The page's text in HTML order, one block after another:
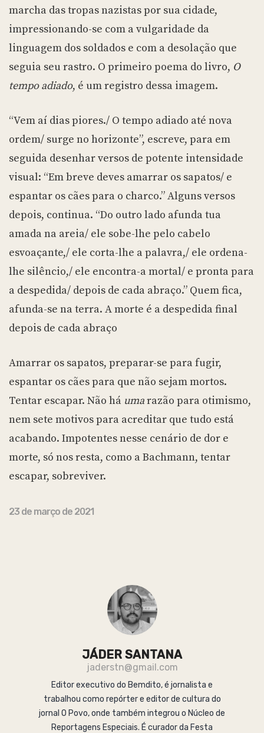
marcha das tropas nazistas por sua cidade,
impressionando-se com a vulgaridade da
linguagem dos soldados e com a desolação que
seguia seu rastro. O primeiro poema do livro, O
tempo adiado, é um registro dessa imagem.
“Vem aí dias piores./ O tempo adiado até nova
ordem/ surge no horizonte”, escreve, para em
seguida desenhar versos de potente intensidade
visual: “Em breve deves amarrar os sapatos/ e
espantar os cães para o charco.” Alguns versos
depois, continua. “Do outro lado afunda tua
amada na areia/ ele sobe-lhe pelo cabelo
esvoaçante,/ ele corta-lhe a palavra,/ ele ordena-
lhe silêncio,/ ele encontra-a mortal/ e pronta para
a despedida/ depois de cada abraço.” Quem fica,
afunda-se na terra. A morte é a despedida final
depois de cada abraço
Amarrar os sapatos, preparar-se para fugir,
espantar os cães para que não sejam mortos.
Tentar escapar. Não há umarazão para otimismo,
nem sete motivos para acreditar que tudo está
acabando. Impotentes nesse cenário de dor e
morte, só nos resta, como a Bachmann, tentar
escapar, sobreviver.
23 de março de 2021
JÁDER SANTANA
jaderstn@gmail.com
Editor executivo do Bemdito, é jornalista e
trabalhou como repórter e editor de cultura do
jornal O Povo, onde também integrou o Núcleo de
Reportagens Especiais. É curador da Festa